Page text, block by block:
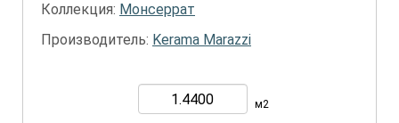
Коллекция: Монсеррат
Производитель: Kerama Marazzi
м2